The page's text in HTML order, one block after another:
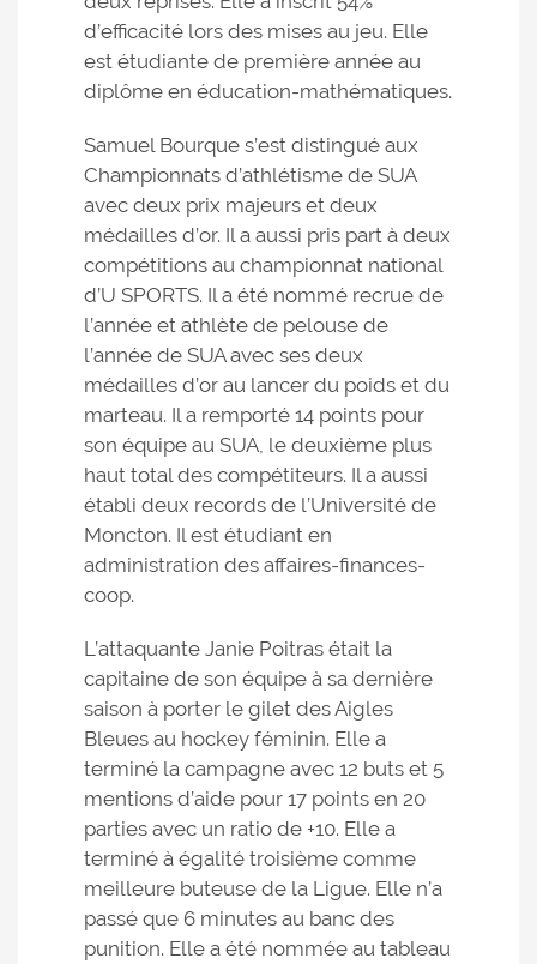
d’efficacité lors des mises au jeu. Elle
est étudiante de première année au
diplôme en éducation-mathématiques.
Samuel Bourque s’est distingué aux
Championnats d’athlétisme de SUA
avec deux prix majeurs et deux
médailles d’or. Il a aussi pris part à deux
compétitions au championnat national
d’U SPORTS. Il a été nommé recrue de
l’année et athlète de pelouse de
l’année de SUA avec ses deux
médailles d’or au lancer du poids et du
marteau. Il a remporté 14 points pour
son équipe au SUA, le deuxième plus
haut total des compétiteurs. Il a aussi
établi deux records de l’Université de
Moncton. Il est étudiant en
administration des affaires-finances-
coop.
L’attaquante Janie Poitras était la
capitaine de son équipe à sa dernière
saison à porter le gilet des Aigles
Bleues au hockey féminin. Elle a
terminé la campagne avec 12 buts et 5
mentions d’aide pour 17 points en 20
parties avec un ratio de +10. Elle a
terminé à égalité troisième comme
meilleure buteuse de la Ligue. Elle n’a
passé que 6 minutes au banc des
punition. Elle a été nommée au tableau